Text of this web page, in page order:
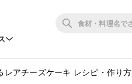
レアチーズケーキ レシピ・作り方